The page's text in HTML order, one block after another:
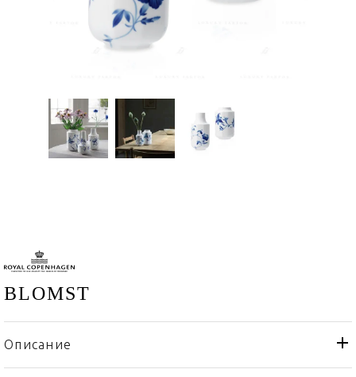
BLOMST
Описание